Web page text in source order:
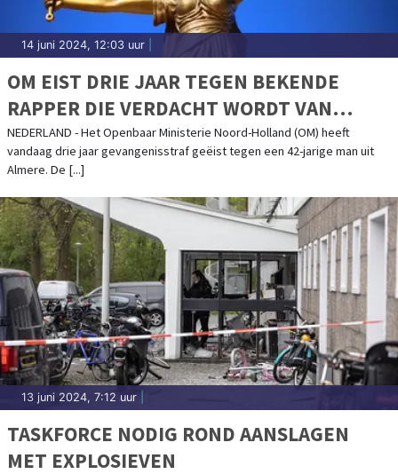
14 juni 2024, 12:03 uur
OM EIST DRIE JAAR TEGEN BEKENDE
RAPPER DIE VERDACHT WORDT VAN
VERKRACHTING EN AANRANDING
NEDERLAND - Het Openbaar Ministerie Noord-Holland (OM) heeft
vandaag drie jaar gevangenisstraf geëist tegen een 42-jarige man uit
Almere. De [...]
13 juni 2024, 7:12 uur
TASKFORCE NODIG ROND AANSLAGEN
MET EXPLOSIEVEN